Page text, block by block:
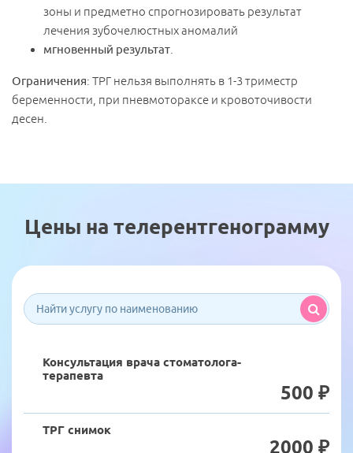
зоны и предметно спрогнозировать результат
лечения зубочелюстных аномалий
мгновенный результат
Ограничения: ТРГ нельзя выполнять в 1-3 триместр
беременности, при пневмотораксе и кровоточивости
десен.
Цены на телерентгенограмму
Консультация врача стоматолога-
терапевта
500 ₽
ТРГ снимок
2000 ₽
Телефон *
Наименование услуги:
ТРГ снимок
Ф.И.О.*
Направление
Специалист
Записаться на прием